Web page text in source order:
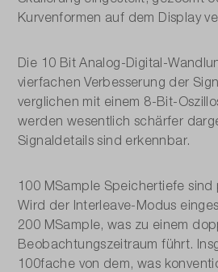
Kurvenformen auf dem Display
Die 10 Bit Analog-Digital-
vierfachen Verbesserung der
verglichen mit einem 8-Bit-
werden wesentlich schärfer
Signaldetails sind erkennbar.
100 MSample Speichertiefe sind
Wird der Interleave-Modus
200 MSample, was zu einem
Beobachtungszeitraum führt.
100fache von dem, was